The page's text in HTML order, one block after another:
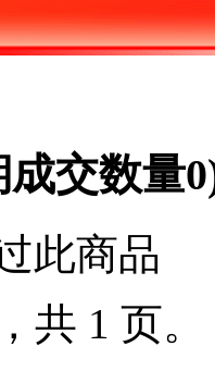
成交数量0
此商品
共 1 页。